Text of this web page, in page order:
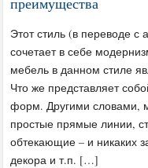
Этот стиль (в переводе с
сочетает в себе
мебель в данном стиле
Что же представляет
форм. Другими словами,
простые прямые линии,
обтекающие – и никаких
декора и т.п. […]